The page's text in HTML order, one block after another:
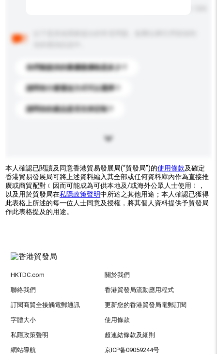
你們能提供的最優惠價格是多少？
請問有什麼運送方式可以選擇？
請問你的產品是否支持定制？
本人確認已閱讀及同意香港貿易發展局(“貿發局”)的使用條款及確定
香港貿易發展局可將上述資料編入其全部或任何資料庫內作為直接推
廣或商貿配對﹝因而可能成為可供本地及/或海外公眾人士使用﹞，
以及用於貿發局在私隱政策聲明中所述之其他用途；本人確認已獲得
此表格上所述的每一位人士同意及授權，將其個人資料提供予貿發局
作此表格提及的用途。
HKTDC.com 關於我們
聯絡我們 香港貿發局流動應用程式
訂閱商貿全接觸電郵通訊 更新您的香港貿發局電郵訂閱
字體大小 使用條款
私隱政策聲明 超連結條款及細則
網站導航 京ICP备09059244号